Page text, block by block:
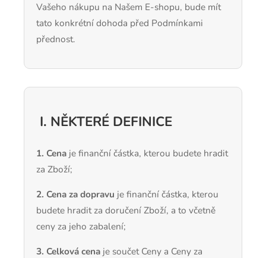
Vašeho nákupu na Našem E-shopu, bude mít
tato konkrétní dohoda před Podmínkami
přednost.
I. NĚKTERÉ DEFINICE
1. Cena je finanční částka, kterou budete hradit
za Zboží;
2. Cena za dopravu je finanční částka, kterou
budete hradit za doručení Zboží, a to včetně
ceny za jeho zabalení;
3. Celková cena je součet Ceny a Ceny za